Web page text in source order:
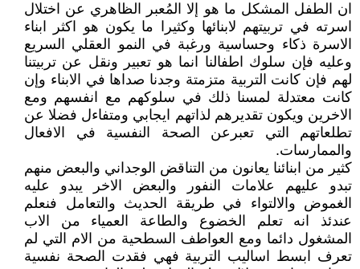
ان الطفل المشكل ما هو إلا المُعبر الظاهري عن اختلال
اسرته في تربيتهم لابنائها وكثيرا ما يكون هو اكثر ابناء
الاسرة ذكاء وحساسية ورغبة في النمو العقلي السريع
وعليه فإن سلوك اطفالنا انما هو تعبير ونقل عن تربيتنا
لهم فإن كانت التربية متزمتة وجدنا صداها في الابناء وإن
كانت معتدلة لمسنا ذلك في سلوكهم مع انفسهم ومع
الاخرين ويكون تقديرهم لذاتهم ايجابي ومتفاءل فضلا عن
تطلعاتهم التي تعبرعن الصحة النفسية في الافعال
والممارسات.
كثير من ابنائنا يعانون من التناقض الوجداني والبعض منهم
تبدو عليهم علامات النفور والبعض الاخر يبدو عليه
الغموض والالتواء في طريقة الحديث والتعامل فنعلم
عندئذ انه تعلم الخضوع والطاعة العمياء من الاب
المشغول دائما ومع العواطف السطحية من الام التي لم
تعرف ابسط اساليب التربية فهي فقدت الصحة نفسية